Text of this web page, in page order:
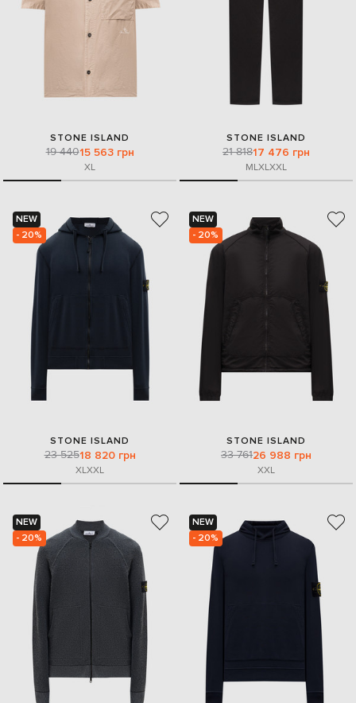
STONE ISLAND
19 44015 563 грн
XL
STONE ISLAND
21 81817 476 грн
MLXLXXL
NEW
- 20%
STONE ISLAND
23 52518 820 грн
XLXXL
NEW
- 20%
STONE ISLAND
33 76126 988 грн
XXL
NEW
- 20%
NEW
- 20%